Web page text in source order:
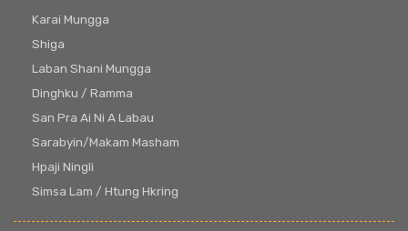
Karai Mungga
Shiga
Laban Shani Mungga
Dinghku / Ramma
San Pra Ai Ni A Labau
Sarabyin/Makam Masham
Hpaji Ningli
Simsa Lam / Htung Hkring